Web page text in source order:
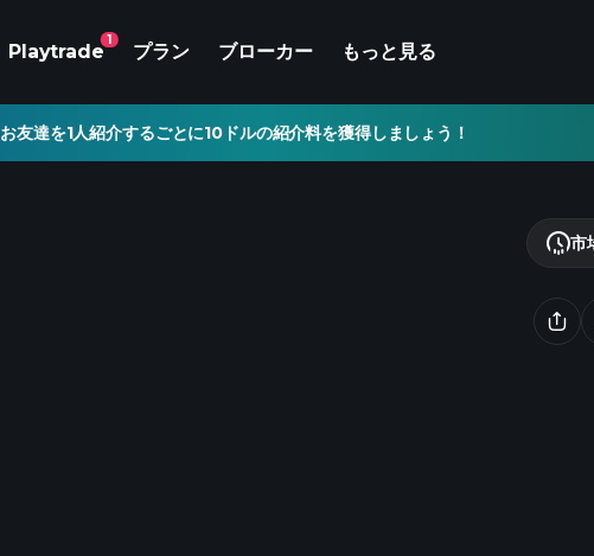
Playtrade
1
プラン ブローカー もっと見る
お友達を1人紹介するごとに10ドルの紹介料を獲得しましょう！
市